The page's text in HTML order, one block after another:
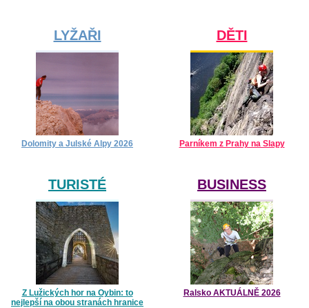
LYŽAŘI
Dolomity a Julské Alpy 2026
DĚTI
Parníkem z Prahy na Slapy
TURISTÉ
Z Lužických hor na Oybin: to
nejlepší na obou stranách hranice
BUSINESS
Ralsko AKTUÁLNĚ 2026